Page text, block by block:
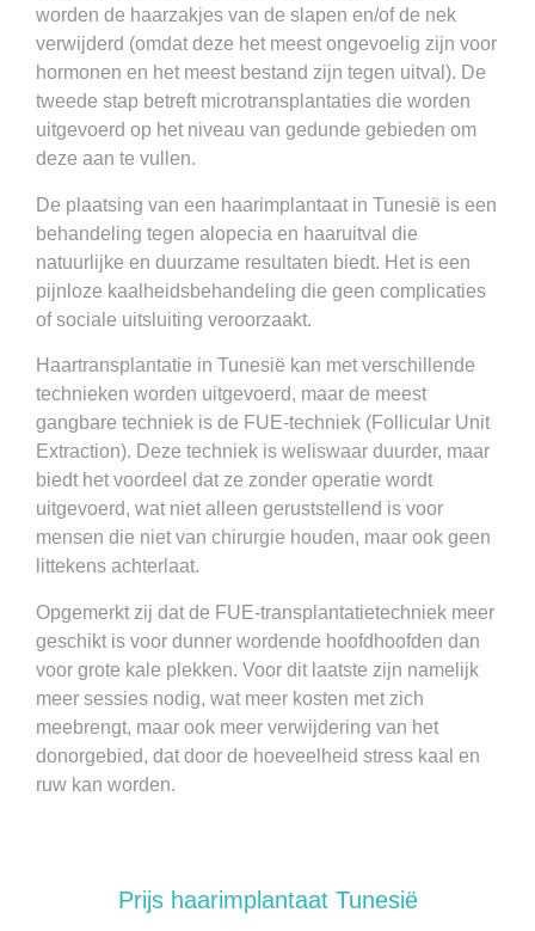
worden de haarzakjes van de slapen en/of de nek
verwijderd (omdat deze het meest ongevoelig zijn voor
hormonen en het meest bestand zijn tegen uitval). De
tweede stap betreft microtransplantaties die worden
uitgevoerd op het niveau van gedunde gebieden om
deze aan te vullen.
De plaatsing van een haarimplantaat in Tunesië is een
behandeling tegen alopecia en haaruitval die
natuurlijke en duurzame resultaten biedt. Het is een
pijnloze kaalheidsbehandeling die geen complicaties
of sociale uitsluiting veroorzaakt.
Haartransplantatie in Tunesië kan met verschillende
technieken worden uitgevoerd, maar de meest
gangbare techniek is de FUE-techniek (Follicular Unit
Extraction). Deze techniek is weliswaar duurder, maar
biedt het voordeel dat ze zonder operatie wordt
uitgevoerd, wat niet alleen geruststellend is voor
mensen die niet van chirurgie houden, maar ook geen
littekens achterlaat.
Opgemerkt zij dat de FUE-transplantatietechniek meer
geschikt is voor dunner wordende hoofdhoofden dan
voor grote kale plekken. Voor dit laatste zijn namelijk
meer sessies nodig, wat meer kosten met zich
meebrengt, maar ook meer verwijdering van het
donorgebied, dat door de hoeveelheid stress kaal en
ruw kan worden.
Prijs haarimplantaat Tunesië